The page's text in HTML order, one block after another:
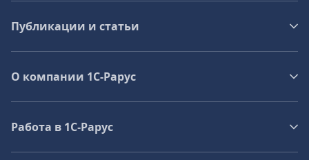
Публикации и статьи
О компании 1C-Рарус
Работа в 1С‑Рарус